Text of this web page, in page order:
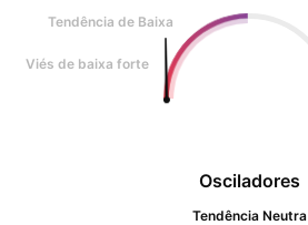
Osciladores
Tendência Neutra
Tendência de Baixa
Viés de baixa forte